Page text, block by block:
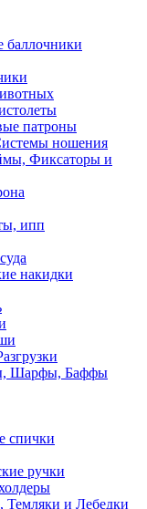
патроны
ношения
Фиксаторы и
ипп
накидки
Шарфы, Баффы
спички
ручки
и Лебедки